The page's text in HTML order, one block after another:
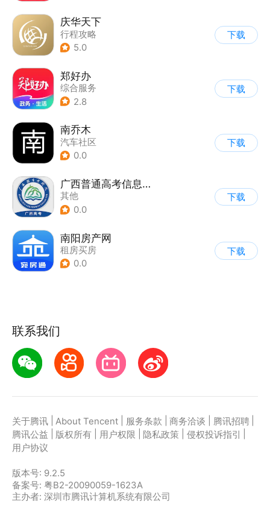
庆华天下
行程攻略
5.0
下载
郑好办
综合服务
2.8
下载
南乔木
汽车社区
0.0
下载
广西普通高考信息管理平台
其他
0.0
下载
南阳房产网
租房买房
0.0
下载
联系我们
关于腾讯 About Tencent 服务条款 商务洽谈 腾讯招聘
腾讯公益
版权所有 用户权限 隐私政策 侵权投诉指引
用户协议
版本号: 9.2.5
备案号: 粤B2-20090059-1623A
主办者: 深圳市腾讯计算机系统有限公司